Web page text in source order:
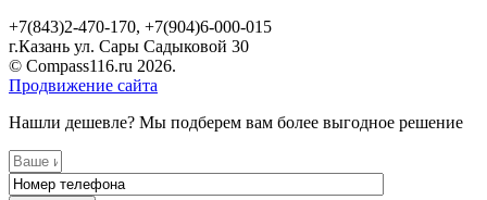
+7(843)2-470-170, +7(904)6-000-015
г.Казань ул. Сары Садыковой 30
© Compass116.ru 2026.
Продвижение сайта
Нашли дешевле? Мы подберем вам более выгодное решение